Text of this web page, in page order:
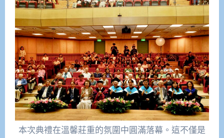
本次典禮在溫馨莊重的氛圍中圓滿落幕。這不僅是